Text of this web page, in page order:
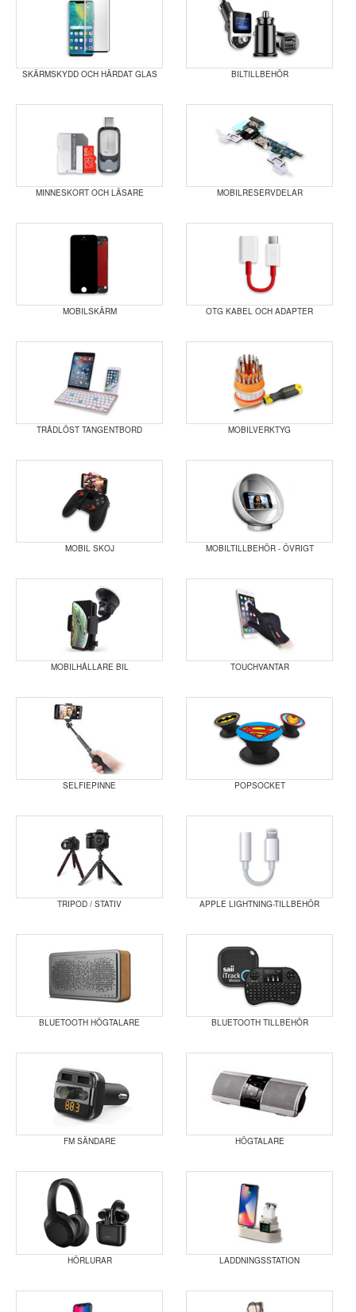
SKÄRMSKYDD OCH HÄRDAT GLAS BILTILLBEHÖR
MINNESKORT OCH LÄSARE MOBILRESERVDELAR
MOBILSKÄRM OTG KABEL OCH ADAPTER
TRÅDLÖST TANGENTBORD MOBILVERKTYG
MOBIL SKOJ MOBILTILLBEHÖR - ÖVRIGT
MOBILHÅLLARE BIL TOUCHVANTAR
SELFIEPINNE POPSOCKET
TRIPOD / STATIV APPLE LIGHTNING-TILLBEHÖR
BLUETOOTH HÖGTALARE BLUETOOTH TILLBEHÖR
FM SÄNDARE HÖGTALARE
HÖRLURAR LADDNINGSSTATION